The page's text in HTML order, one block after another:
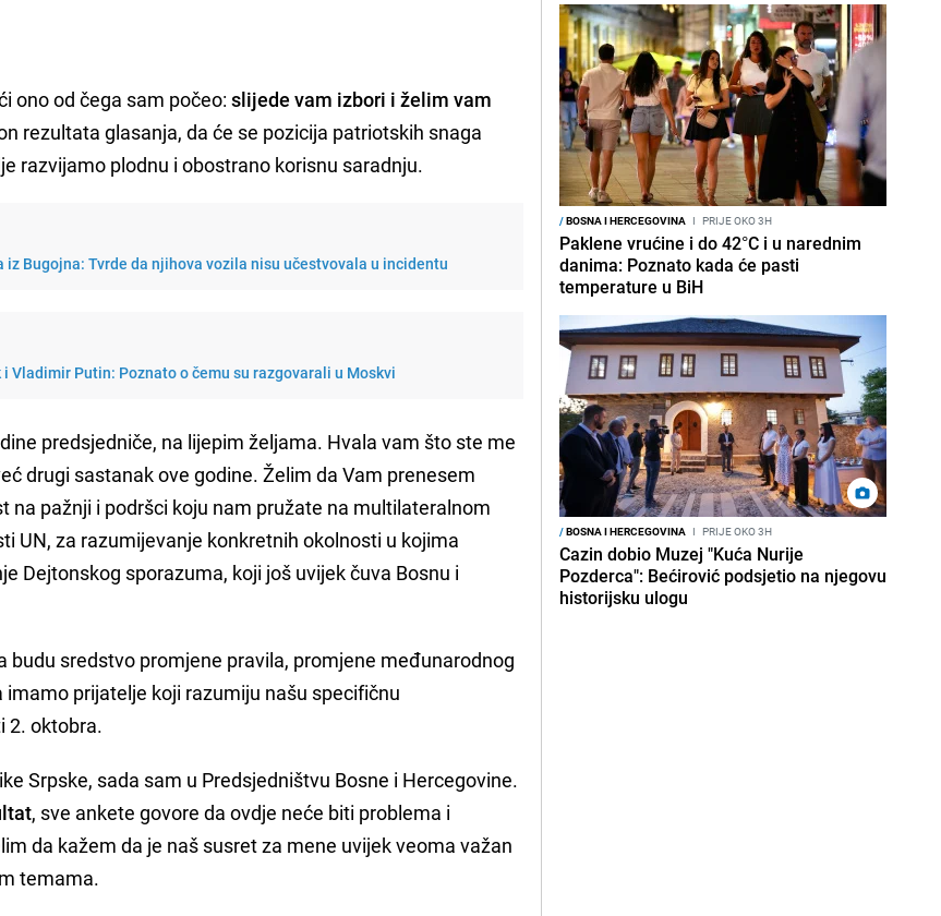
ono od čega sam počeo:slijede vam izbori i želim vam
rezultata glasanja, da će se pozicija patriotskih snaga
razvijamo plodnu i obostrano korisnu saradnju.
iz Bugojna: Tvrde da njihova vozila nisu učestvovala u incidentu
Vladimir Putin: Poznato o čemu su razgovarali u Moskvi
predsjedniče, na lijepim željama. Hvala vam što ste me
drugi sastanak ove godine. Želim da Vam prenesem
na pažnji i podršci koju nam pružate na multilateralnom
UN, za razumijevanje konkretnih okolnosti u kojima
Dejtonskog sporazuma, koji još uvijek čuva Bosnu i
budu sredstvo promjene pravila, promjene međunarodnog
prijatelje koji razumiju našu specifičnu
2. oktobra.
Srpske, sada sam u Predsjedništvu Bosne i Hercegovine.
, sve ankete govore da ovdje neće biti problema i
da kažem da je naš susret za mene uvijek veoma važan
temama.
/BOSNA I HERCEGOVINA I PRIJE OKO 3H
Paklene vrućine i do 42°C i u narednim
danima: Poznato kada će pasti
temperature u BiH
/BOSNA I HERCEGOVINA I PRIJE OKO 3H
Cazin dobio Muzej "Kuća Nurije
Pozderca": Bećirović podsjetio na njegovu
historijsku ulogu